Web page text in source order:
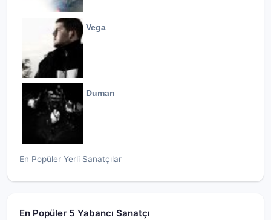
Vega
Duman
En Popüler Yerli Sanatçılar
En Popüler 5 Yabancı Sanatçı